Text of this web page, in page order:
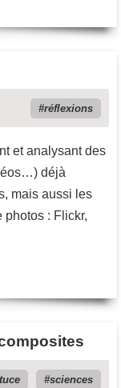
réflexions
et analysant des
déjà
mais aussi les
photos : Flickr,
sciences